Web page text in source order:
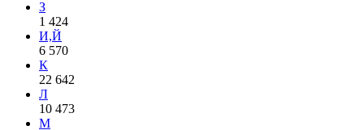
З
1 424
И,Й
6 570
К
22 642
Л
10 473
М